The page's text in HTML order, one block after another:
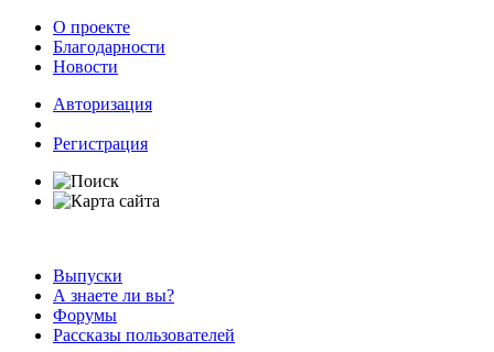
О проекте
Благодарности
Новости
Авторизация
Регистрация
Выпуски
А знаете ли вы?
Форумы
Рассказы пользователей